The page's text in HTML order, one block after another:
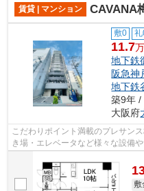
賃貸 | マンション CAVANA梅田
敷0
11.7
地下鉄
阪急神
地下鉄
築9年 /
大阪府
こだわりポイント満載のプレサン
き場・エレベータなど様々な設備
歩4分で駅にアクセス可能な、魅力
敷